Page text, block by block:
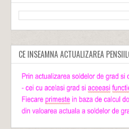
CE INSEAMNA ACTUALIZAREA